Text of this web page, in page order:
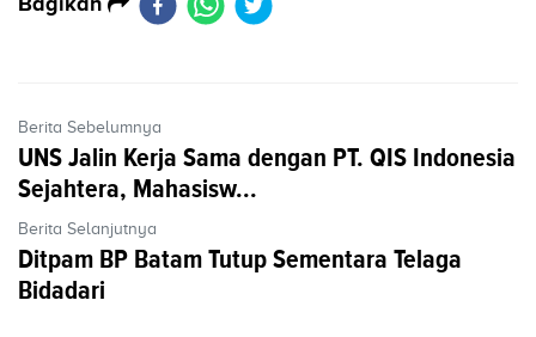
Berita Sebelumnya
UNS Jalin Kerja Sama dengan PT. QIS Indonesia
Sejahtera, Mahasisw...
Berita Selanjutnya
Ditpam BP Batam Tutup Sementara Telaga
Bidadari